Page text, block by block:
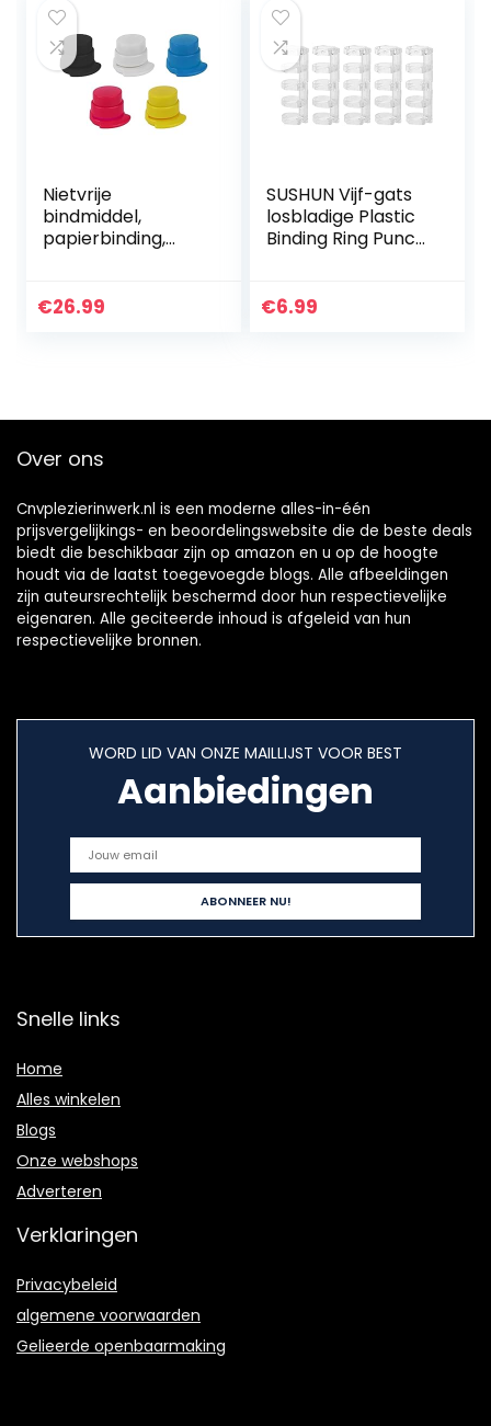
Nietvrije
bindmiddel,
papierbinding,
kantoor (kleur: 1)
€26.99
SUSHUN Vijf-gats
losbladige Plastic
Binding Ring Punch
Schoolbenodigdhe
€6.99
Over ons
Cnvplezierinwerk.nl is een moderne alles-in-één
prijsvergelijkings- en beoordelingswebsite die de beste deals
biedt die beschikbaar zijn op amazon en u op de hoogte
houdt via de laatst toegevoegde blogs. Alle afbeeldingen
zijn auteursrechtelijk beschermd door hun respectievelijke
eigenaren. Alle geciteerde inhoud is afgeleid van hun
respectievelijke bronnen.
WORD LID VAN ONZE MAILLIJST VOOR BEST
Aanbiedingen
Snelle links
Home
Alles winkelen
Blogs
Onze webshops
Adverteren
Verklaringen
Privacybeleid
algemene voorwaarden
Gelieerde openbaarmaking